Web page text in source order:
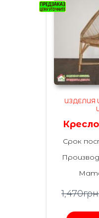
ИЗДЕЛИЯ
Срок
1,470